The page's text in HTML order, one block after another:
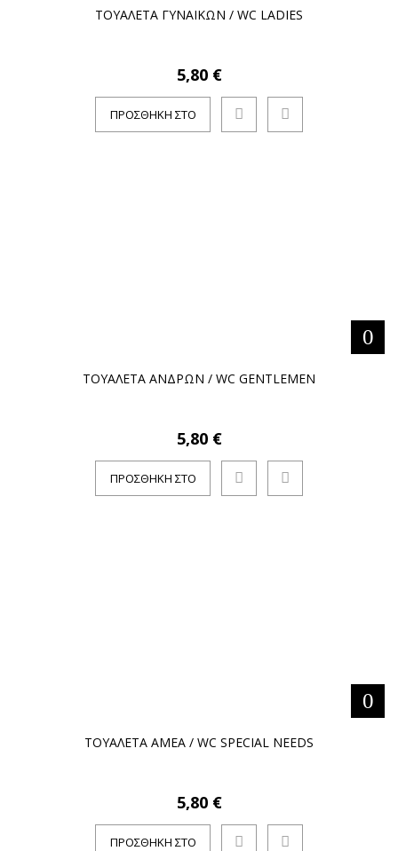
ΤΟΥΑΛΕΤΑ ΓΥΝΑΙΚΩΝ / WC LADIES
5,80 €
ΠΡΟΣΘΉΚΗ ΣΤΟ
ΤΟΥΑΛΕΤΑ ΑΝΔΡΩΝ / WC GENTLEMEN
5,80 €
ΠΡΟΣΘΉΚΗ ΣΤΟ
ΤΟΥΑΛΕΤΑ ΑΜΕΑ / WC SPECIAL NEEDS
5,80 €
ΠΡΟΣΘΉΚΗ ΣΤΟ